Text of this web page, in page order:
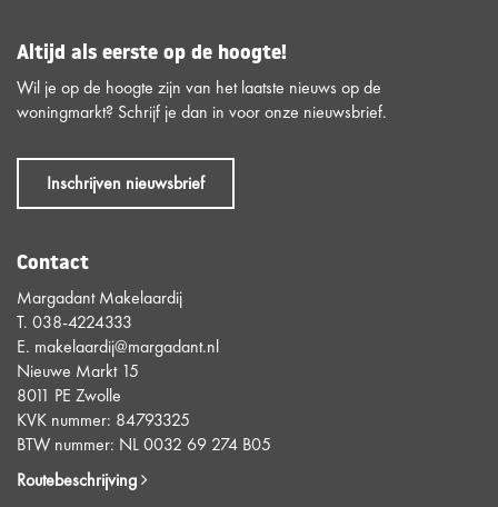
Altijd als eerste op de hoogte!
Wil je op de hoogte zijn van het laatste nieuws op de
woningmarkt? Schrijf je dan in voor onze nieuwsbrief.
Inschrijven nieuwsbrief
Contact
Margadant Makelaardij
T. 038-4224333
E. makelaardij@margadant.nl
Nieuwe Markt 15
8011 PE Zwolle
KVK nummer: 84793325
BTW nummer: NL 0032 69 274 B05
Routebeschrijving